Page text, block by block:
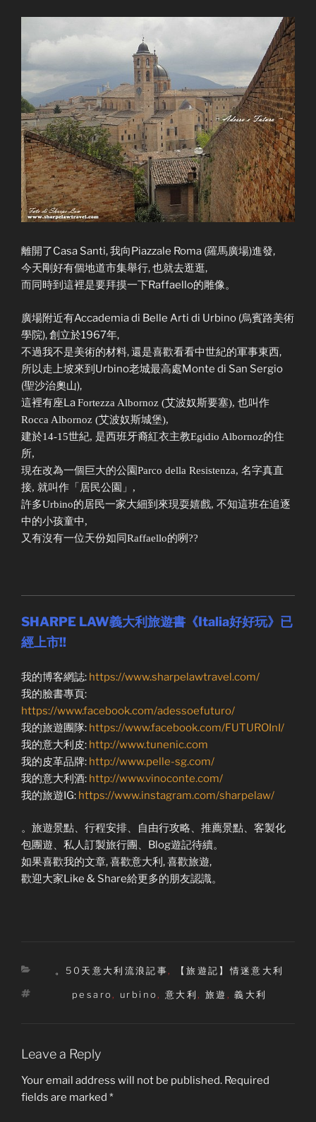
離開了Casa Santi, 我向Piazzale Roma (羅馬廣場)進發,
今天剛好有個地道市集舉行, 也就去逛逛,
而同時到這裡是要拜摸一下Raffaello的雕像。
廣場附近有Accademia di Belle Arti di Urbino (烏賓路美術
學院), 創立於1967年,
不過我不是美術的材料, 還是喜歡看看中世紀的軍事東西,
所以走上坡來到Urbino老城最高處Monte di San Sergio
(聖沙治奧山),
這裡有座LaFortezza Albornoz (艾波奴斯要塞), 也叫作
Rocca Albornoz (艾波奴斯城堡),
建於14-15世紀, 是西班牙裔紅衣主教Egidio Albornoz的住
所,
現在改為一個巨大的公園Parco della Resistenza, 名字真直
接, 就叫作「居民公園」,
許多Urbino的居民一家大細到來現耍嬉戲, 不知這班在追逐
中的小孩童中,
又有沒有一位天份如同Raffaello的咧??
SHARPE LAW義大利旅遊書《Italia好好玩》已
經上市!!
我的博客網誌: https://www.sharpelawtravel.com/
我的臉書專頁:
https://www.facebook.com/adessoefuturo/
我的旅遊團隊: https://www.facebook.com/FUTUROInI/
我的意大利皮: http://www.tunenic.com
我的皮革品牌: http://www.pelle-sg.com/
我的意大利酒: http://www.vinoconte.com/
我的旅遊IG: https://www.instagram.com/sharpelaw/
。旅遊景點、行程安排、自由行攻略、推薦景點、客製化
包團遊、私人訂製旅行團、Blog遊記待續。
如果喜歡我的文章, 喜歡意大利, 喜歡旅遊,
歡迎大家Like & Share給更多的朋友認識。
Categories
。50天意大利流浪記事, 【旅遊記】情迷意大利
Tags
pesaro , urbino , 意大利 , 旅遊 ,義大利
Leave a Reply
Your email address will not be published. Required
fields are marked *